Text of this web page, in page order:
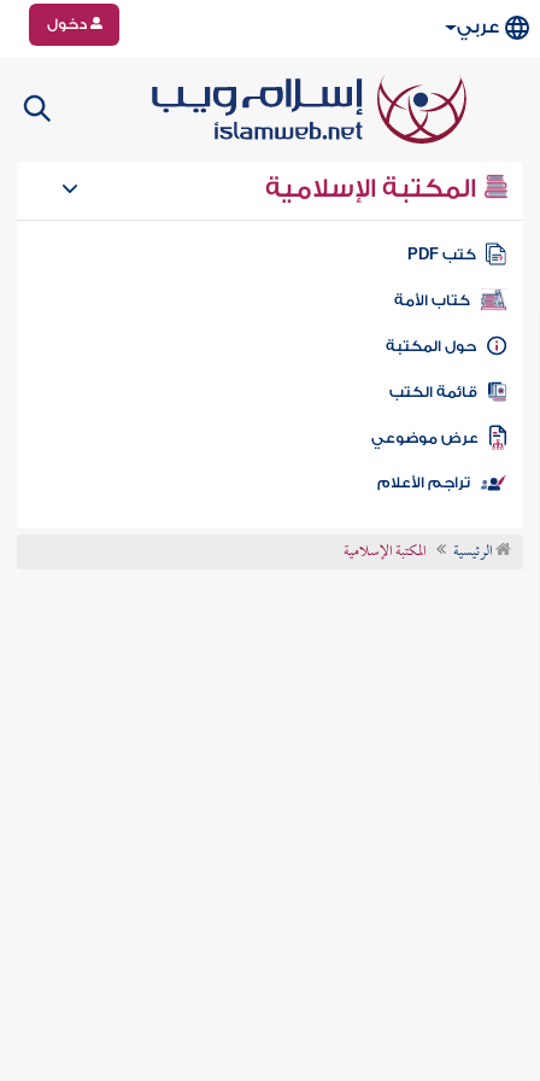
عربي دخول
المكتبة الإسلامية
كتب PDF
كتاب الأمة
المكتبة
الكتب
موضوعي
تراجم الأعلام
الرئيسية المكتبة الإسلامية